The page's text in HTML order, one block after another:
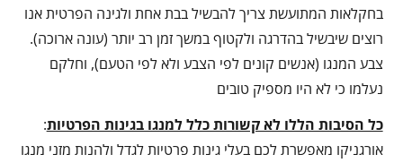
בחקלאות המתועשת צריך להבשיל בבת אחת ולגינה הפרטית אנו
רוצים שיבשיל בהדרגה ולקטוף במשך זמן רב יותר (עונה ארוכה).
צבע המנגו (אנשים קונים לפי הצבע ולא לפי הטעם), וחלקם
נעלמו כי לא היו מספיק טובים
כל הסיבות הללו לא קשורות כלל למנגו בגינות הפרטיות:
אורגניקו מאפשרת לכם בעלי גינות פרטיות לגדל ולהנות מזני מנגו